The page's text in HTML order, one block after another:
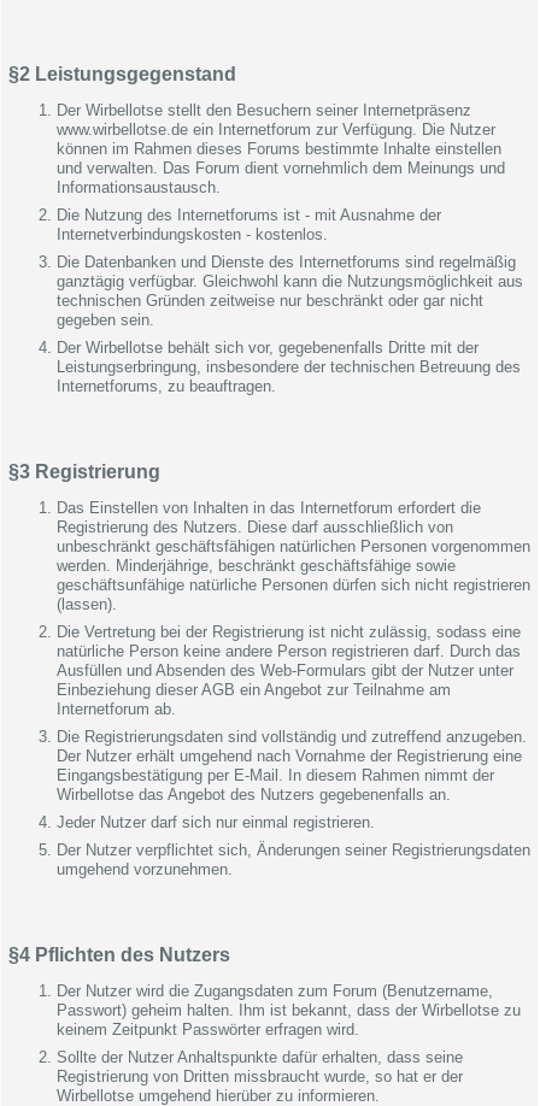
§2 Leistungsgegenstand
Der Wirbellotse stellt den Besuchern seiner Internetpräsenz
www.wirbellotse.de ein Internetforum zur Verfügung. Die Nutzer
können im Rahmen dieses Forums bestimmte Inhalte einstellen
und verwalten. Das Forum dient vornehmlich dem Meinungs und
Informationsaustausch.
Die Nutzung des Internetforums ist - mit Ausnahme der
Internetverbindungskosten - kostenlos.
Die Datenbanken und Dienste des Internetforums sind regelmäßig
ganztägig verfügbar. Gleichwohl kann die Nutzungsmöglichkeit aus
technischen Gründen zeitweise nur beschränkt oder gar nicht
gegeben sein.
Der Wirbellotse behält sich vor, gegebenenfalls Dritte mit der
Leistungserbringung, insbesondere der technischen Betreuung des
Internetforums, zu beauftragen.
§3 Registrierung
Das Einstellen von Inhalten in das Internetforum erfordert die
Registrierung des Nutzers. Diese darf ausschließlich von
unbeschränkt geschäftsfähigen natürlichen Personen vorgenommen
werden. Minderjährige, beschränkt geschäftsfähige sowie
geschäftsunfähige natürliche Personen dürfen sich nicht registrieren
(lassen).
Die Vertretung bei der Registrierung ist nicht zulässig, sodass eine
natürliche Person keine andere Person registrieren darf. Durch das
Ausfüllen und Absenden des Web-Formulars gibt der Nutzer unter
Einbeziehung dieser AGB ein Angebot zur Teilnahme am
Internetforum ab.
Die Registrierungsdaten sind vollständig und zutreffend anzugeben.
Der Nutzer erhält umgehend nach Vornahme der Registrierung eine
Eingangsbestätigung per E-Mail. In diesem Rahmen nimmt der
Wirbellotse das Angebot des Nutzers gegebenenfalls an.
Jeder Nutzer darf sich nur einmal registrieren.
Der Nutzer verpflichtet sich, Änderungen seiner Registrierungsdaten
umgehend vorzunehmen.
§4 Pflichten des Nutzers
Der Nutzer wird die Zugangsdaten zum Forum (Benutzername,
Passwort) geheim halten. Ihm ist bekannt, dass der Wirbellotse zu
keinem Zeitpunkt Passwörter erfragen wird.
Sollte der Nutzer Anhaltspunkte dafür erhalten, dass seine
Registrierung von Dritten missbraucht wurde, so hat er der
Wirbellotse umgehend hierüber zu informieren.